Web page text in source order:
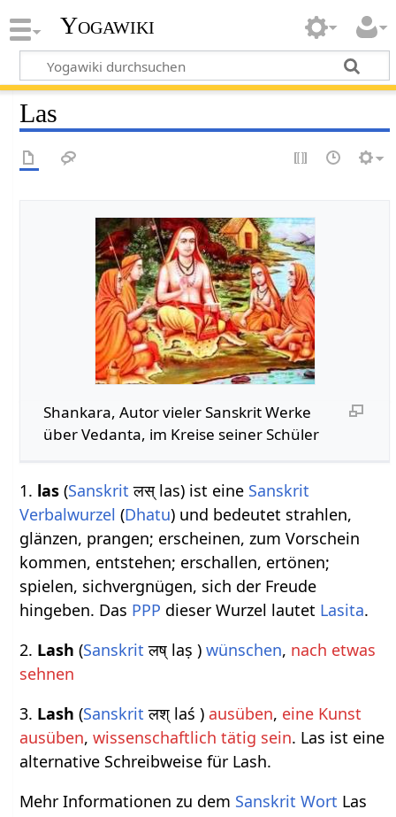
Yogawiki
Las
Shankara, Autor vieler Sanskrit Werke
über Vedanta, im Kreise seiner Schüler
1. las (Sanskrit लस् las) ist eine Sanskrit
Verbalwurzel (Dhatu) und bedeutet strahlen,
glänzen, prangen; erscheinen, zum Vorschein
kommen, entstehen; erschallen, ertönen;
spielen, sichvergnügen, sich der Freude
hingeben. Das PPP dieser Wurzel lautet Lasita.
2. Lash (Sanskrit लष् laṣ )wünschen, nach etwas
sehnen
3. Lash (Sanskrit लश् laś ) ausüben, eine Kunst
ausüben,wissenschaftlich tätig sein. Las ist eine
alternative Schreibweise für Lash.
Mehr Informationen zu dem Sanskrit Wort Las